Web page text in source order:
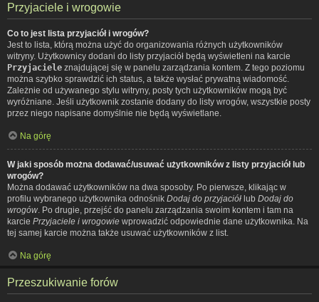
Przyjaciele i wrogowie
Co to jest lista przyjaciół i wrogów?
Jest to lista, którą można użyć do organizowania różnych użytkowników
witryny. Użytkownicy dodani do listy przyjaciół będą wyświetleni na karcie
Przyjaciele znajdującej się w panelu zarządzania kontem. Z tego poziomu
można szybko sprawdzić ich status, a także wysłać prywatną wiadomość.
Zależnie od używanego stylu witryny, posty tych użytkowników mogą być
wyróżniane. Jeśli użytkownik zostanie dodany do listy wrogów, wszystkie posty
przez niego napisane domyślnie nie będą wyświetlane.
Na górę
W jaki sposób można dodawać/usuwać użytkowników z listy przyjaciół lub
wrogów?
Można dodawać użytkowników na dwa sposoby. Po pierwsze, klikając w
profilu wybranego użytkownika odnośnik Dodaj do przyjaciół lub Dodaj do
wrogów . Po drugie, przejść do panelu zarządzania swoim kontem i tam na
karcie Przyjaciele i wrogowie wprowadzić odpowiednie dane użytkownika. Na
tej samej karcie można także usuwać użytkowników z list.
Na górę
Przeszukiwanie forów